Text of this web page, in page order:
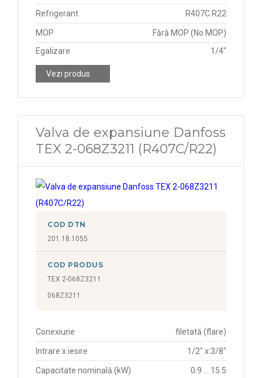
Refrigerant R407C R22
MOP
Fără MOP (No MOP)
Egalizare
1/4"
Vezi produs
Valva de expansiune Danfoss
TEX 2-068Z3211 (R407C/R22)
COD DTN
201.18.1055
COD PRODUS
TEX 2-068Z3211
068Z3211
Conexiune filetată (flare)
Intrare x iesire 1/2" x 3/8"
Capacitate nominală (kW) 0.9 ... 15.5